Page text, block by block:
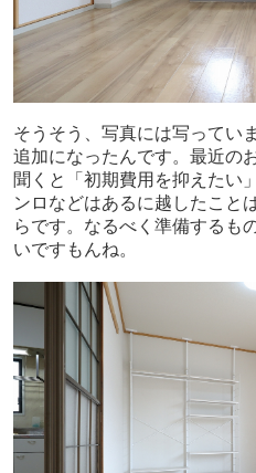
そうそう、写真には写ってい
追加になったんです。最近の
聞くと「初期費用を抑えたい
ンロなどはあるに越したこと
らです。なるべく準備するも
いですもんね。